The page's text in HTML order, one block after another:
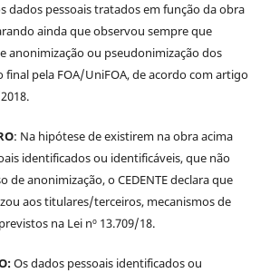
dados pessoais tratados em função da obra
ainda que observou sempre que
anonimização ou pseudonimização dos
final pela FOA/UniFOA, de acordo com artigo
: Na hipótese de existirem na obra acima
identificados ou identificáveis, que não
de anonimização, o CEDENTE declara que
aos titulares/terceiros, mecanismos de
na Lei nº 13.709/18.
Os dados pessoais identificados ou